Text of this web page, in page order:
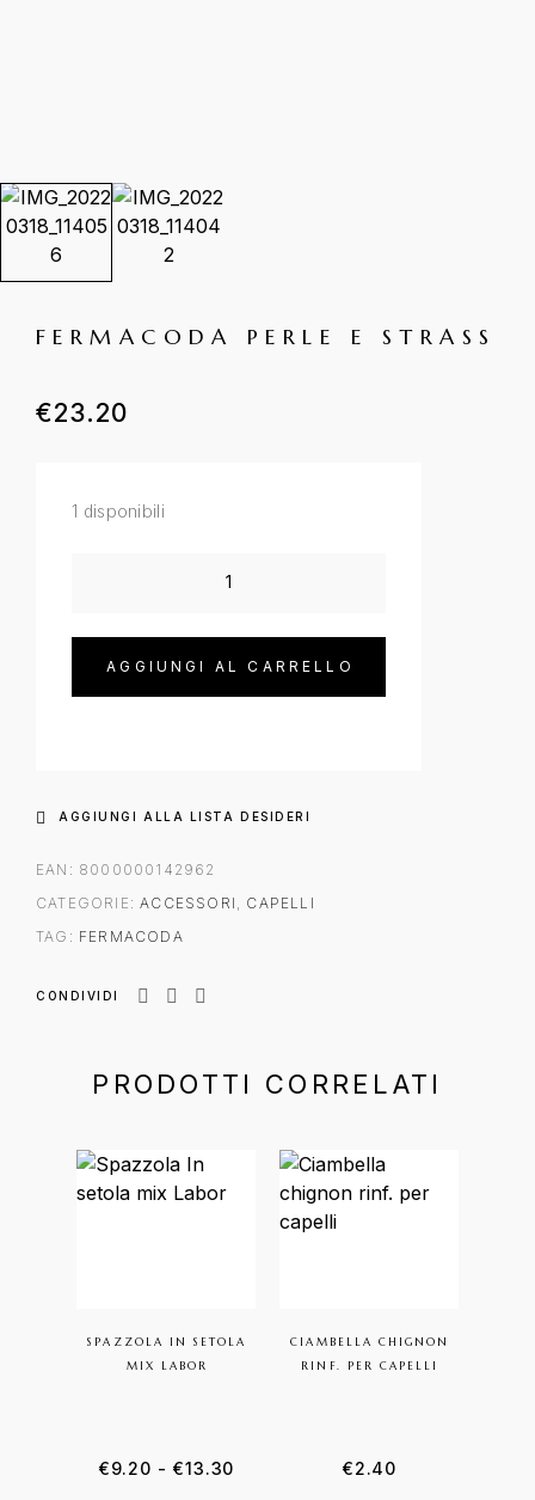
FERMACODA PERLE E STRASS
€23.20
1 disponibili
AGGIUNGI AL CARRELLO
AGGIUNGI ALLA LISTA DESIDERI
EAN: 8000000142962
CATEGORIE:ACCESSORI
CAPELLI
TAG: FERMACODA
CONDIVIDI
PRODOTTI CORRELATI
SPAZZOLA IN SETOLA
MIX LABOR
€9.20 - €13.30
CIAMBELLA CHIGNON
RINF. PER CAPELLI
€2.40